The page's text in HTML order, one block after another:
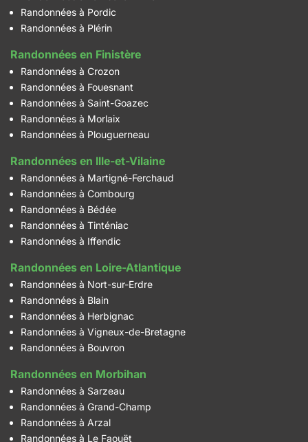
Randonnées à Pordic
Randonnées à Plérin
Randonnées en Finistère
Randonnées à Crozon
Randonnées à Fouesnant
Randonnées à Saint-Goazec
Randonnées à Morlaix
Randonnées à Plouguerneau
Randonnées en Ille-et-Vilaine
Randonnées à Martigné-Ferchaud
Randonnées à Combourg
Randonnées à Bédée
Randonnées à Tinténiac
Randonnées à Iffendic
Randonnées en Loire-Atlantique
Randonnées à Nort-sur-Erdre
Randonnées à Blain
Randonnées à Herbignac
Randonnées à Vigneux-de-Bretagne
Randonnées à Bouvron
Randonnées en Morbihan
Randonnées à Sarzeau
Randonnées à Grand-Champ
Randonnées à Arzal
Randonnées à Le Faouët